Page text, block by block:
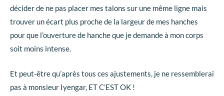
décider de ne pas placer mes talons sur une même ligne mais
trouver un écart plus proche de la largeur de mes hanches
pour que l’ouverture de hanche que je demande à mon corps
soit moins intense.
Et peut-être qu’après tous ces ajustements, je ne ressemblerai
pas à monsieur Iyengar, ET C’EST OK !